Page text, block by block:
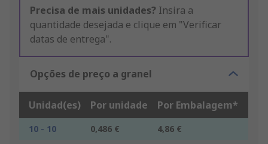
Precisa de mais unidades? Insira a
quantidade desejada e clique em "Verificar
datas de entrega".
Opções de preço a granel
Unidad(es) Por unidade Por Embalagem*
10 - 10 0,486 €
4,86 €